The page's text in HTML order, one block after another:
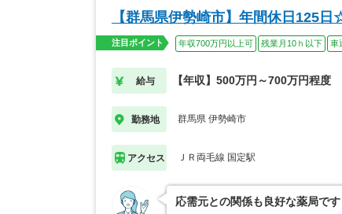
【群馬県伊勢崎市】年間休日125
注目ポイント 年収700万円以上可 残業月10ｈ以下 車
給与 【年収】500万円～700万円程度
勤務地 群馬県 伊勢崎市
アクセス ＪＲ両毛線 国定駅
応需元との関係も良好な薬局で